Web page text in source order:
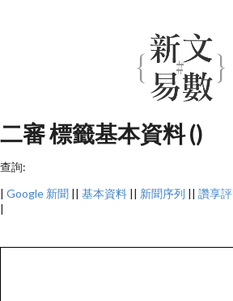
二審 標籤基本資料 ()
查詢:
| Google 新聞 || 基本資料 || 新聞序列 || 讚享評
|